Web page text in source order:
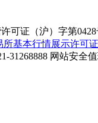
可证（沪）字第
所基本行情展示许可证
31268888 网站安全